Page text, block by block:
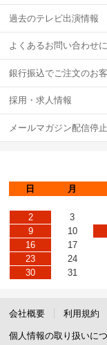
過去のテレビ出演情報
よくあるお問い合わせ
銀行振込でご注文のお
採用・求人情報
メールマガジン配信停止
日
月
2
3
9
10
16
17
23
24
30
31
会社概要 利用規約
個人情報の取り扱いに